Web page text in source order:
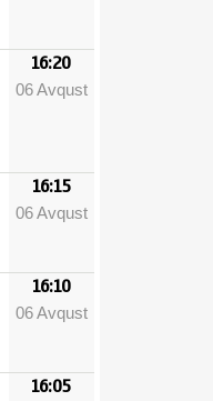
16:20
06 Avqust
16:15
06 Avqust
16:10
06 Avqust
16:05